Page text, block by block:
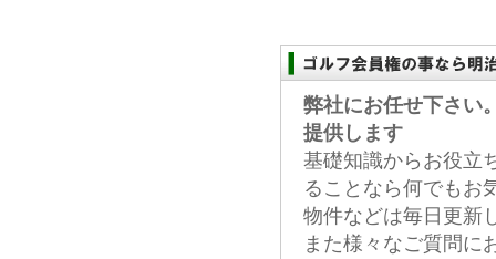
弊社にお任せ下さい
提供します
基礎知識からお役立
ることなら何でもお
物件などは毎日更新
また様々なご質問に